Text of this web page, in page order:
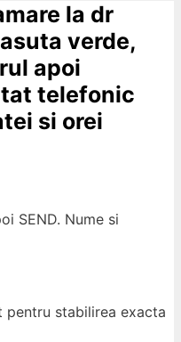
la dr
verde,
apoi
telefonic
si orei
SEND. Nume si
stabilirea exacta